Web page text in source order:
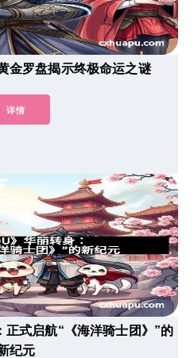
金罗盘揭示终极命运之谜
详情
正式启航“《海洋骑士团》”的
纪元